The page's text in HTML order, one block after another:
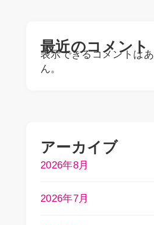
最近のコメント
表示できるコメントは
ん。
アーカイブ
2026年8月
2026年7月